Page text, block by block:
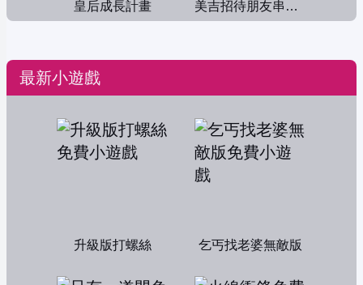
皇后成長計畫 美吉招待朋友串門子
最新小遊戲
升級版打螺絲 乞丐找老婆無敵版